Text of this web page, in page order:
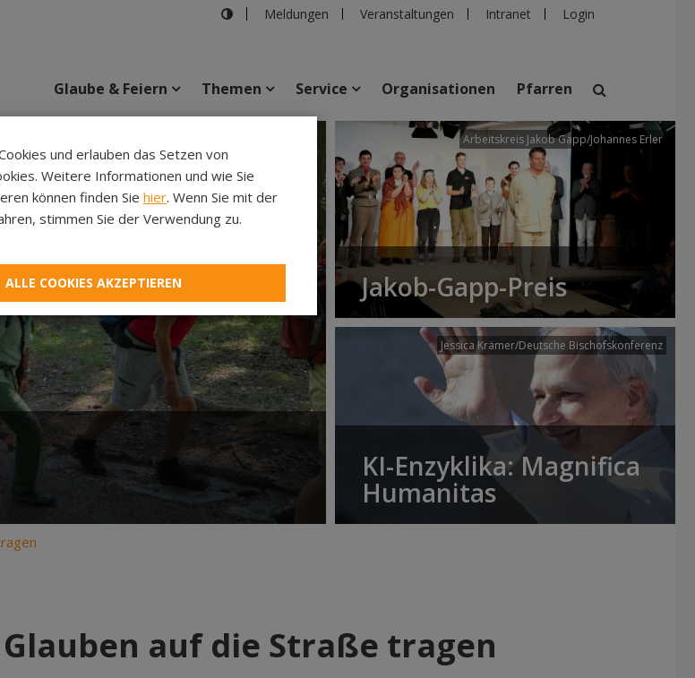
Meldungen Veranstaltungen Intranet Login
suchen
Veranstaltungen Personen Pfarren Einrichtungen
Glaube & Feiern Themen Service Organisationen Pfarren
Arbeitskreis Jakob Gapp/Johannes Erler
Jakob-Gapp-Preis
Jessica Krämer/Deutsche Bischofskonferenz
KI-Enzyklika: Magnifica
Humanitas
auf die Straße tragen
und erlauben das Setzen von
Weitere Informationen und wie Sie
können finden Sie hier. Wenn Sie mit der
stimmen Sie der Verwendung zu.
ALLE COOKIES AKZEPTIEREN